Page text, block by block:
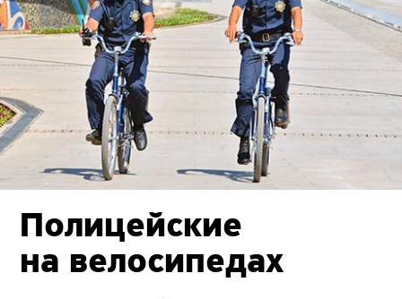
Полицейские
на велосипедах